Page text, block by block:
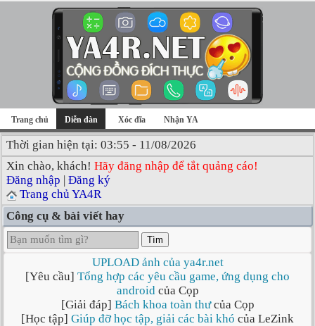
Trang chủ Diễn đàn Xóc đĩa Nhận YA
Thời gian hiện tại: 03:55 - 11/08/2026
Xin chào, khách! Hãy đăng nhập để tắt quảng cáo!
Đăng nhập | Đăng ký
Trang chủ YA4R
Công cụ & bài viết hay
Tìm
UPLOAD ảnh của ya4r.net
[Yêu cầu] Tổng hợp các yêu cầu game, ứng dụng cho
androidcủa Cọp
[Giải đáp] Bách khoa toàn thưcủa Cọp
[Học tập] Giúp đỡ học tập, giải các bài khó của LeZink